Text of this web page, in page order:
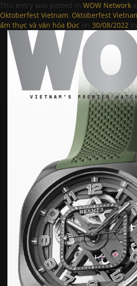
This entry was posted in WOW Network
Oktoberfest Vietnam, Oktoberfest
ẩm thực và văn hóa Đức on 30/08/2022